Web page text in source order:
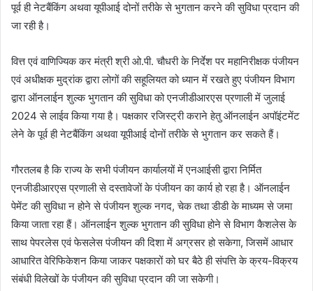
पूर्व ही नेटबैंकिंग अथवा यूपीआई दोनों तरीके से भुगतान करने की सुविधा प्रदान की
जा रही है।
वित्त एवं वाणिज्यिक कर मंत्री श्री ओ.पी. चौधरी के निर्देश पर महानिरीक्षक पंजीयन
एवं अधीक्षक मुद्रांक द्वारा लोगों की सहूलियत को ध्यान में रखते हुए पंजीयन विभाग
द्वारा ऑनलाईन शुल्क भुगतान की सुविधा को एनजीडीआरएस प्रणाली में जुलाई
2024 से लाईव किया गया है। पक्षकार रजिस्ट्री कराने हेतु ऑनलाईन अपॉइंटमेंट
लेने के पूर्व ही नेटबैंकिंग अथवा यूपीआई दोनों तरीके से भुगतान कर सकते हैं।
गौरतलब है कि राज्य के सभी पंजीयन कार्यालयों में एनआईसी द्वारा निर्मित
एनजीडीआरएस प्रणाली से दस्तावेजों के पंजीयन का कार्य हो रहा है। ऑनलाईन
पेमेंट की सुविधा न होने से पंजीयन शुल्क नगद, चेक तथा डीडी के माध्यम से जमा
किया जाता रहा हैं। ऑनलाईन शुल्क भुगतान की सुविधा होने से विभाग कैशलेस के
साथ पेपरलेस एवं फेसलेस पंजीयन की दिशा में अग्रसर हो सकेगा, जिसमें आधार
आधारित वेरिफिकेशन किया जाकर पक्षकारों को घर बैठे ही संपत्ति के क्रय-विक्रय
संबंधी विलेखों के पंजीयन की सुविधा प्रदान की जा सकेगी।